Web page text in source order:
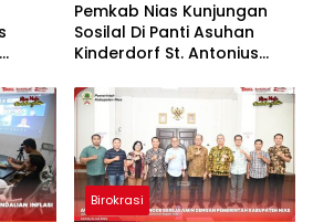
Pemkab Nias Kunjungan
Sosilal Di Panti Asuhan
Kinderdorf St. Antonius
Birokrasi